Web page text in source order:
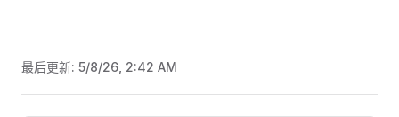
最后更新: 5/8/26, 2:42 AM